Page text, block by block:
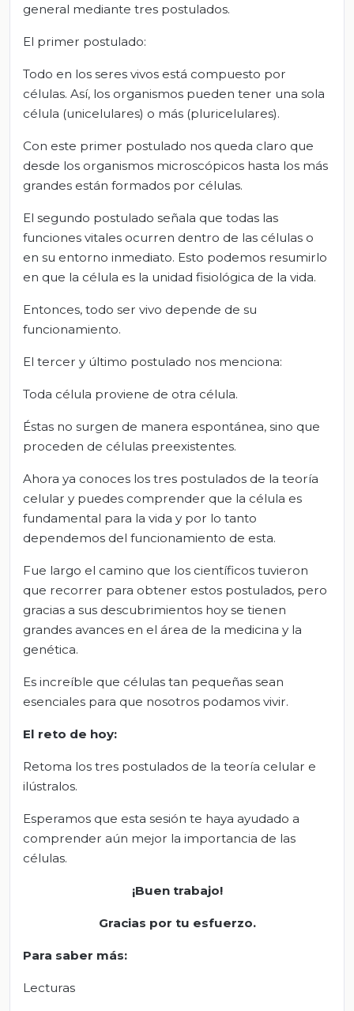
general mediante tres postulados.
El primer postulado:
Todo en los seres vivos está compuesto por
células. Así, los organismos pueden tener una sola
célula (unicelulares) o más (pluricelulares).
Con este primer postulado nos queda claro que
desde los organismos microscópicos hasta los más
grandes están formados por células.
El segundo postulado señala que todas las
funciones vitales ocurren dentro de las células o
en su entorno inmediato. Esto podemos resumirlo
en que la célula es la unidad fisiológica de la vida.
Entonces, todo ser vivo depende de su
funcionamiento.
El tercer y último postulado nos menciona:
Toda célula proviene de otra célula.
Éstas no surgen de manera espontánea, sino que
proceden de células preexistentes.
Ahora ya conoces los tres postulados de la teoría
celular y puedes comprender que la célula es
fundamental para la vida y por lo tanto
dependemos del funcionamiento de esta.
Fue largo el camino que los científicos tuvieron
que recorrer para obtener estos postulados, pero
gracias a sus descubrimientos hoy se tienen
grandes avances en el área de la medicina y la
genética.
Es increíble que células tan pequeñas sean
esenciales para que nosotros podamos vivir.
El reto de hoy:
Retoma los tres postulados de la teoría celular e
ilústralos.
Esperamos que esta sesión te haya ayudado a
comprender aún mejor la importancia de las
células.
¡Buen trabajo!
Gracias por tu esfuerzo.
Para saber más:
Lecturas